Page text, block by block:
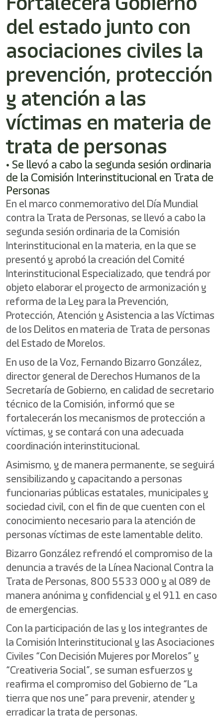
Este
acceso
directo
lector
de
pantalla
ayudarle
navegar
interactuar
con
contenido.
del estado junto con
asociaciones civiles la
prevención, protección
y atención a las
víctimas en materia de
trata de personas
• Se llevó a cabo la segunda sesión ordinaria
de la Comisión Interinstitucional en Trata de
Personas
En el marco conmemorativo del Día Mundial
contra la Trata de Personas, se llevó a cabo la
segunda sesión ordinaria de la Comisión
Interinstitucional en la materia, en la que se
presentó y aprobó la creación del Comité
Interinstitucional Especializado, que tendrá por
objeto elaborar el proyecto de armonización y
reforma de la Ley para la Prevención,
Protección, Atención y Asistencia a las Víctimas
de los Delitos en materia de Trata de personas
del Estado de Morelos.
En uso de la Voz, Fernando Bizarro González,
director general de Derechos Humanos de la
Secretaría de Gobierno, en calidad de secretario
técnico de la Comisión, informó que se
fortalecerán los mecanismos de protección a
víctimas, y se contará con una adecuada
coordinación interinstitucional.
Asimismo, y de manera permanente, se seguirá
sensibilizando y capacitando a personas
funcionarias públicas estatales, municipales y
sociedad civil, con el fin de que cuenten con el
conocimiento necesario para la atención de
personas víctimas de este lamentable delito.
Bizarro González refrendó el compromiso de la
denuncia a través de la Línea Nacional Contra la
Trata de Personas, 800 5533 000 y al 089 de
manera anónima y confidencial y el 911 en caso
de emergencias.
Con la participación de las y los integrantes de
la Comisión Interinstitucional y las Asociaciones
Civiles “Con Decisión Mujeres por Morelos” y
“Creativeria Social”, se suman esfuerzos y
reafirma el compromiso del Gobierno de “La
tierra que nos une” para prevenir, atender y
erradicar la trata de personas.